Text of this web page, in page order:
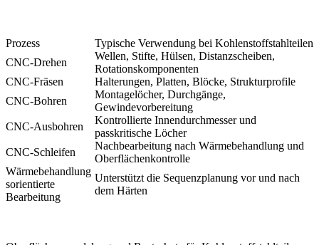
Prozess
Typische Verwendung bei Kohlenstoffstahlteilen
CNC-Drehen
Wellen, Stifte, Hülsen, Distanzscheiben,
Rotationskomponenten
CNC-Fräsen
Halterungen, Platten, Blöcke, Strukturprofile
CNC-Bohren
Montagelöcher, Durchgänge,
Gewindevorbereitung
CNC-Ausbohren
Kontrollierte Innendurchmesser und
passkritische Löcher
CNC-Schleifen
Nachbearbeitung nach Wärmebehandlung und
Oberflächenkontrolle
Wärmebehandlung
sorientierte
Bearbeitung
Unterstützt die Sequenzplanung vor und nach
dem Härten